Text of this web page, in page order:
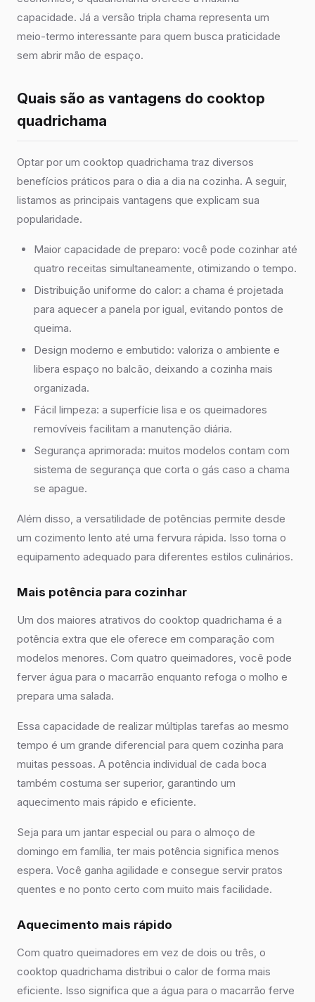
capacidade. Já a versão tripla chama representa um
meio-termo interessante para quem busca praticidade
sem abrir mão de espaço.
Quais são as vantagens do cooktop
quadrichama
Optar por um cooktop quadrichama traz diversos
benefícios práticos para o dia a dia na cozinha. A seguir,
listamos as principais vantagens que explicam sua
popularidade.
Maior capacidade de preparo: você pode cozinhar até
quatro receitas simultaneamente, otimizando o tempo.
Distribuição uniforme do calor: a chama é projetada
para aquecer a panela por igual, evitando pontos de
queima.
Design moderno e embutido: valoriza o ambiente e
libera espaço no balcão, deixando a cozinha mais
organizada.
Fácil limpeza: a superfície lisa e os queimadores
removíveis facilitam a manutenção diária.
Segurança aprimorada: muitos modelos contam com
sistema de segurança que corta o gás caso a chama
se apague.
Além disso, a versatilidade de potências permite desde
um cozimento lento até uma fervura rápida. Isso torna o
equipamento adequado para diferentes estilos culinários.
Mais potência para cozinhar
Um dos maiores atrativos do cooktop quadrichama é a
potência extra que ele oferece em comparação com
modelos menores. Com quatro queimadores, você pode
ferver água para o macarrão enquanto refoga o molho e
prepara uma salada.
Essa capacidade de realizar múltiplas tarefas ao mesmo
tempo é um grande diferencial para quem cozinha para
muitas pessoas. A potência individual de cada boca
também costuma ser superior, garantindo um
aquecimento mais rápido e eficiente.
Seja para um jantar especial ou para o almoço de
domingo em família, ter mais potência significa menos
espera. Você ganha agilidade e consegue servir pratos
quentes e no ponto certo com muito mais facilidade.
Aquecimento mais rápido
Com quatro queimadores em vez de dois ou três, o
cooktop quadrichama distribui o calor de forma mais
eficiente. Isso significa que a água para o macarrão ferve